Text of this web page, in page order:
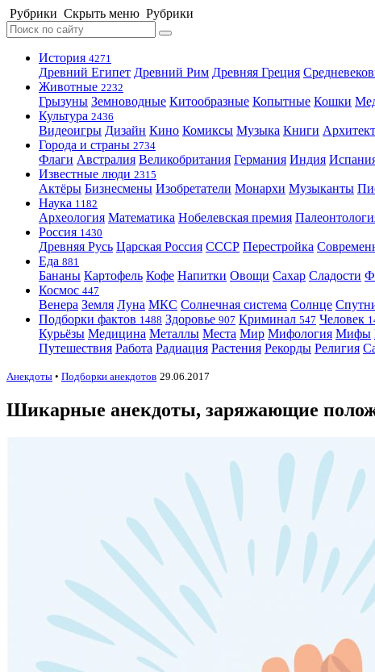
Рубрики Скрыть меню Рубрики
История 4271
Древний Египет Древний Рим Древняя Греция
Животные 2232
Грызуны Земноводные Китообразные Копытные Кошки
Культура 2436
Видеоигры Дизайн Кино Комиксы Музыка Книги
Города и страны 2734
Флаги Австралия Великобритания Германия Индия
Известные люди 2315
Актёры Бизнесмены Изобретатели Монархи Музыканты
Наука 1182
Археология Математика Нобелевская премия
Россия 1430
Древняя Русь Царская Россия СССР Перестройка
Еда 881
Бананы Картофель Кофе Напитки Овощи Сахар Сладости
Космос 447
Венера Земля Луна МКС Солнечная система Солнце
Подборки фактов 1488 Здоровье 907 Криминал 547 Человек
Курьёзы Медицина Металлы Места Мир Мифология Мифы
Путешествия Работа Радиация Растения Рекорды Религия
Анекдоты • Подборки анекдотов 29.06.2017
Шикарные анекдоты, заряжающие